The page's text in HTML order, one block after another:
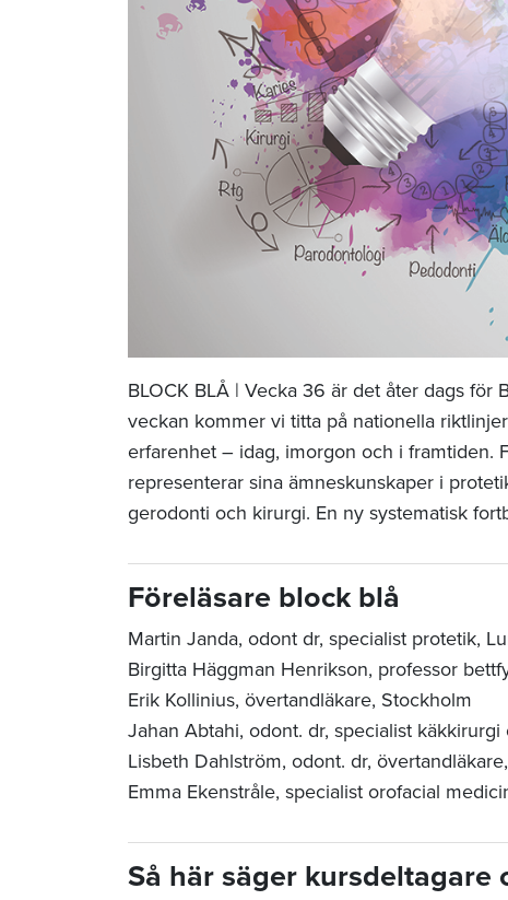
BLOCK BLÅ | Vecka 36 är det åter dags för
veckan kommer vi titta på nationella
erfarenhet – idag, imorgon och i framtiden.
representerar sina ämneskunskaper i
gerodonti och kirurgi. En ny systematisk
Föreläsare block blå
Martin Janda, odont dr, specialist protetik,
Birgitta Häggman Henrikson, professor
Erik Kollinius, övertandläkare, Stockholm
Jahan Abtahi, odont. dr, specialist
Lisbeth Dahlström, odont. dr,
Emma Ekenstråle, specialist orofacial
Så här säger kursdeltagare